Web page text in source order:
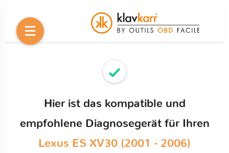
Hier ist das kompatible und
empfohlene Diagnosegerät für Ihren
Lexus ES XV30 (2001 - 2006)